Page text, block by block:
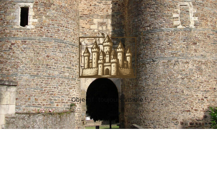
Objectif : toujours visible !